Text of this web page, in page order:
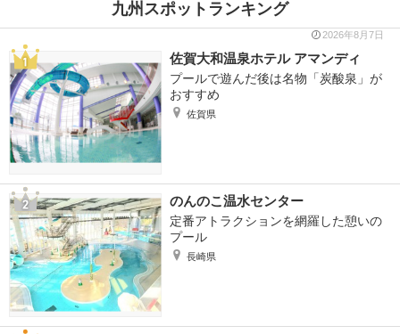
九州スポットランキング
2026年8月7日
佐賀大和温泉ホテル アマンディ
プールで遊んだ後は名物「炭酸泉」が
おすすめ
佐賀県
のんのこ温水センター
定番アトラクションを網羅した憩いの
プール
長崎県